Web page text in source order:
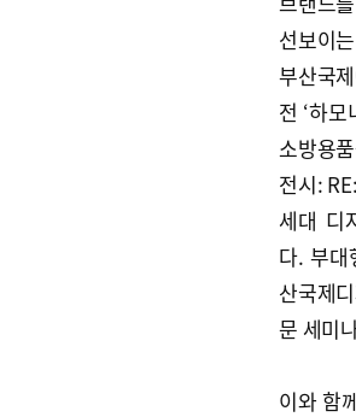
선보이
부산국
전 ‘하
소방용
전시:
세대 디
다. 부
산국제
문 세미
이와 함